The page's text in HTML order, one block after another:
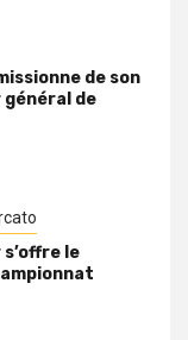
de son
de
s’offre le